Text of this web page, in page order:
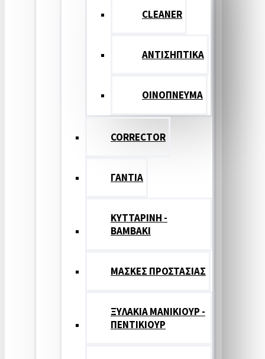
CLEANER
ΑΝΤΙΣΗΠΤΙΚΑ
ΟΙΝΟΠΝΕΥΜΑ
CORRECTOR
ΓΑΝΤΙΑ
ΚΥΤΤΑΡΙΝΗ -
ΒΑΜΒΑΚΙ
ΜΑΣΚΕΣ ΠΡΟΣΤΑΣΙΑΣ
ΞΥΛΑΚΙΑ ΜΑΝΙΚΙΟΥΡ -
ΠΕΝΤΙΚΙΟΥΡ